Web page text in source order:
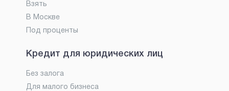
Взять
В Москве
Под проценты
Кредит для юридических лиц
Без залога
Для малого бизнеса